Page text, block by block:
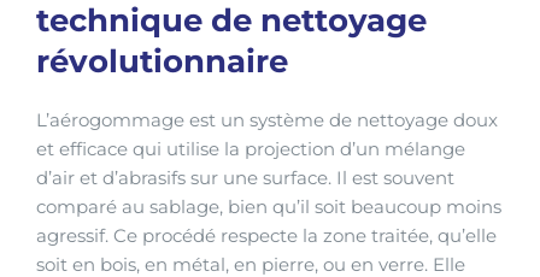
technique de nettoyage
révolutionnaire
L’aérogommage est un système de nettoyage doux
et efficace qui utilise la projection d’un mélange
d’air et d’abrasifs sur une surface. Il est souvent
comparé au sablage, bien qu’il soit beaucoup moins
agressif. Ce procédé respecte la zone traitée, qu’elle
soit en bois, en métal, en pierre, ou en verre. Elle